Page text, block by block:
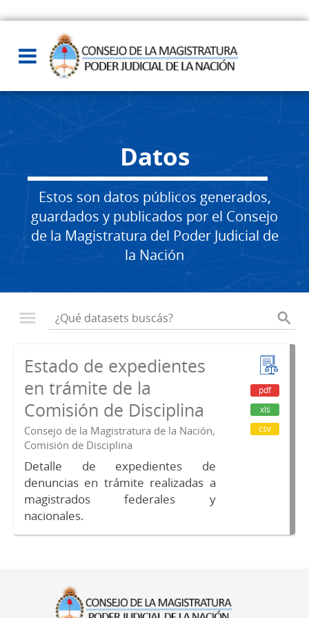
Datos
Estos son datos públicos generados,
guardados y publicados por el Consejo
de la Magistratura del Poder Judicial de
la Nación
Estado de expedientes
en trámite de la
Comisión de Disciplina
Consejo de la Magistratura de la Nación,
Comisión de Disciplina
Detalle de expedientes de
denuncias en trámite realizadas a
magistrados federales y
nacionales.
pdf
xls
csv